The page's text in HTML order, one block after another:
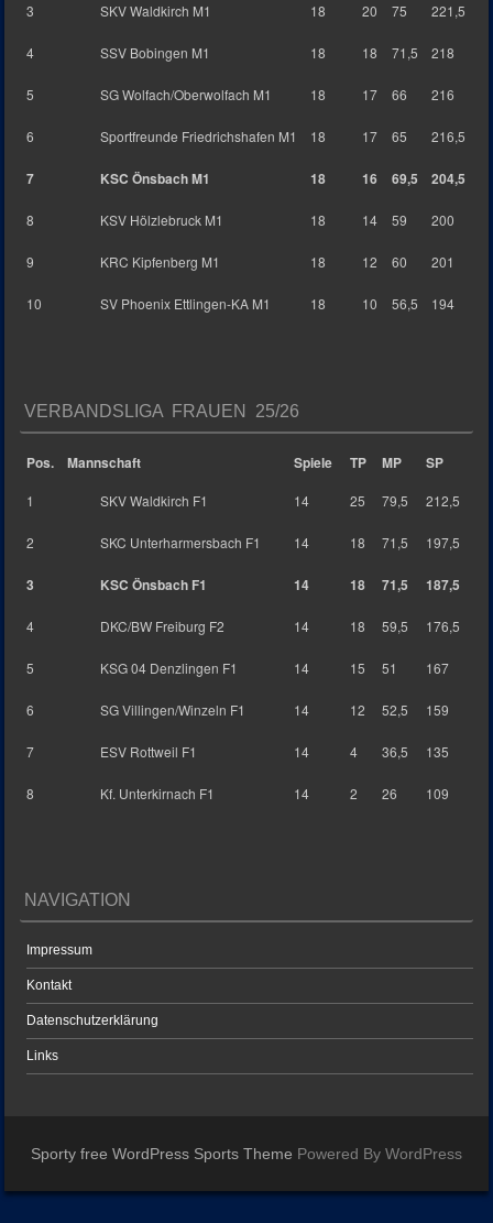
3 SKV Waldkirch M1 18 20 75 221,5
4 SSV Bobingen M1 18 18 71,5 218
5 SG Wolfach/Oberwolfach M1 18 17 66 216
6 Sportfreunde Friedrichshafen M1 18 17 65 216,5
7 KSC Önsbach M1 18 16 69,5 204,5
8 KSV Hölzlebruck M1 18 14 59 200
9 KRC Kipfenberg M1 18 12 60 201
10 SV Phoenix Ettlingen-KA M1 18 10 56,5 194
VERBANDSLIGA FRAUEN 25/26
Pos. Mannschaft Spiele TP MP SP
1 SKV Waldkirch F1 14 25 79,5 212,5
2 SKC Unterharmersbach F1 14 18 71,5 197,5
3 KSC Önsbach F1 14 18 71,5 187,5
4 DKC/BW Freiburg F2 14 18 59,5 176,5
5 KSG 04 Denzlingen F1 14 15 51 167
6 SG Villingen/Winzeln F1 14 12 52,5 159
7 ESV Rottweil F1 14 4 36,5 135
8 Kf. Unterkirnach F1 14 2 26 109
NAVIGATION
Impressum
Kontakt
Datenschutzerklärung
Links
Sporty free WordPress Sports Theme Powered By WordPress